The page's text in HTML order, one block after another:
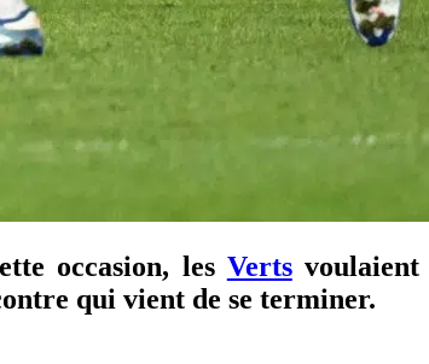
occasion, les Vertsvoulaient
qui vient de se terminer.